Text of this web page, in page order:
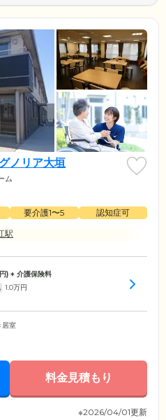
ノリア大垣
ム
要介護1〜5
認知症可
駅
) + 介護保険料
1.0万円
居室
料金見積もり
※2026/04/01更新